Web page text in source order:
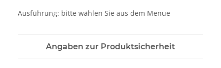
Ausführung: bitte wählen Sie aus dem Menue
Angaben zur Produktsicherheit